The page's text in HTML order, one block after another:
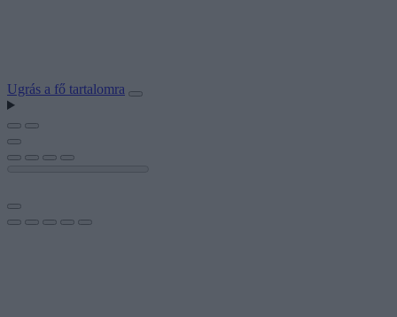
Ugrás a fő tartalomra